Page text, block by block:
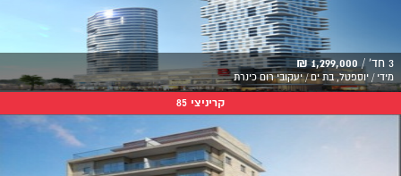
3 חד' / 1,299,000 ₪
מידי / יוספטל, בת ים / יעקובי רום כינרת
קריניצי 85